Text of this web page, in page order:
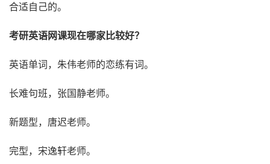
合适自己的。
考研英语网课现在哪家比较好？
英语单词，朱伟老师的恋练有词。
长难句班，张国静老师。
新题型，唐迟老师。
完型，宋逸轩老师。